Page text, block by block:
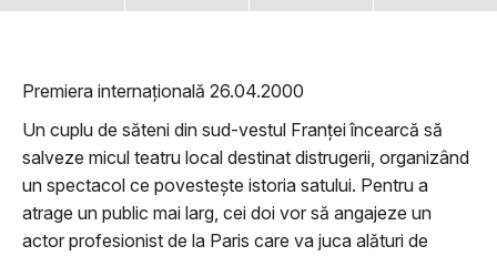
Premiera internațională 26.04.2000
Un cuplu de săteni din sud-vestul Franței încearcă să
salveze micul teatru local destinat distrugerii, organizând
un spectacol ce povestește istoria satului. Pentru a
atrage un public mai larg, cei doi vor să angajeze un
actor profesionist de la Paris care va juca alături de